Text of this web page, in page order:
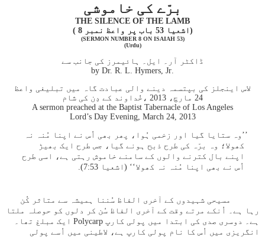
برّے کی خاموشی
THE SILENCE OF THE LAMB
(اشعیا 53 باب پر واعظ نمبر 8 )
(SERMON NUMBER 8 ON ISAIAH 53)
(Urdu)
ڈاکٹر آر۔ ایل۔ ہائیمرز کی جانب سے
.by Dr. R. L. Hymers, Jr
لاس اینجلز کی بپتسمہ دینے والی عبادت گاہ میں تبلیغی واعظ
24 مارچ، 2013 ،خُداوند کے دِن کی شام
A sermon preached at the Baptist Tabernacle of Los Angeles
Lord’s Day Evening, March 24, 2013
’’وہ ستایا گیا اور زخمی ہُوا، پھر بھی اُس نے اپنا مُنہ نہ
کھولا؛ وہ برّہ کی طرح ذبح ہونے گیا، جس طرح ایک بھیڑ
اپنے بال کترنے والوں کے سامنے خاموش رہتی ہے، اسی طرح
اُس نے بھی اپنا مُنہ نہ کھولا‘‘ (اشعیا 53:‏7).
مسیحی شہیدوں کے آخری الفاظ سُننا ہمیشہ سے متاثر کُن
رہا ہے۔ اُنکے مرتے وقت کے آخری الفاظ سُن کر دلوں کو حوصلہ ملتا
ہے۔ دوسری صدی کی ابتدا میں پولی کارپ Polycarp ایک مبلغ تھا۔
انگریزی میں اُس کا نام پولی کارپ ہے، لاطینی میں اُسے پولی